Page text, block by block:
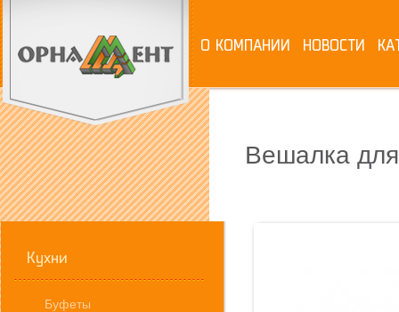
О КОМПАНИИ НОВОСТИ
Кухни
Буфеты
Вешалка